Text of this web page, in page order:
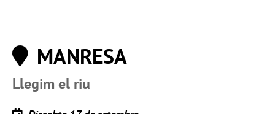
MANRESA
Llegim el riu